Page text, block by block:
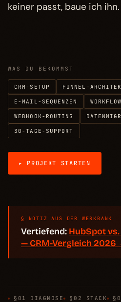
keiner passt, baue ich ihn.
WAS DU BEKOMMST
CRM-SETUP FUNNEL-
E-MAIL-SEQUENZEN
WEBHOOK-ROUTING
30-TAGE-SUPPORT
▸ PROJEKT STARTEN
§ NOTIZ AUS DER WERKBANK
Vertiefend: HubSpot
— CRM-Vergleich 2026
§01 DIAGNOSE §02 STACK